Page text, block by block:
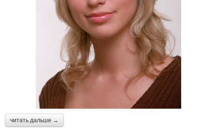
читать дальше →